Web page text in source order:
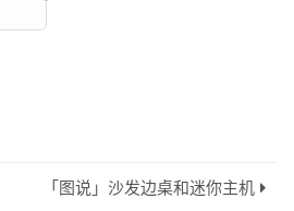
「图说」沙发边桌和迷你主机